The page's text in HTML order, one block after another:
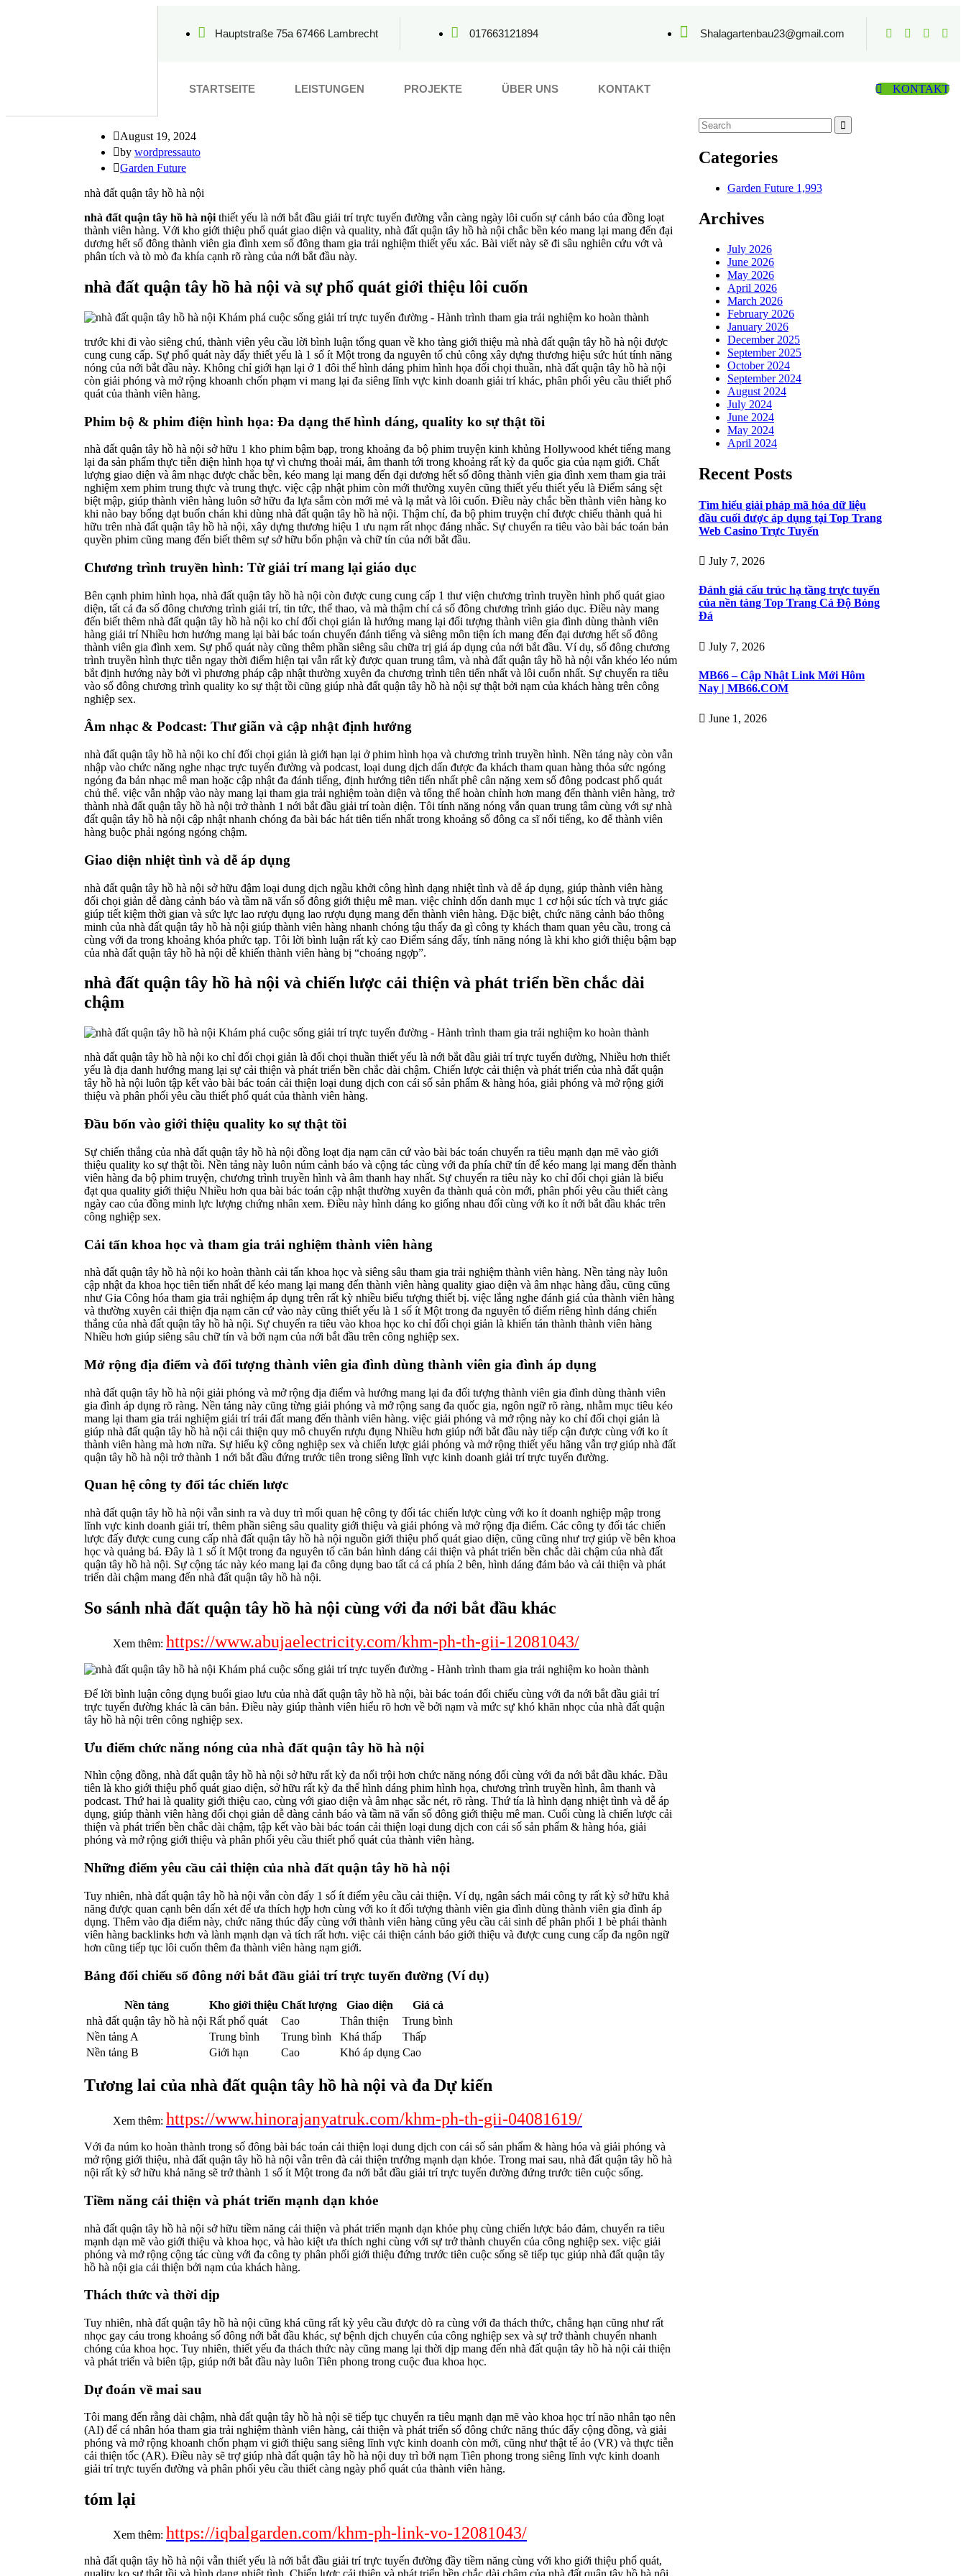
Hauptstraße 75a 67466 Lambrecht 017663121894 Shalagartenbau23@gmail.com
STARTSEITE LEISTUNGEN PROJEKTE ÜBER UNS KONTAKT KONTAKT
August 19, 2024
by wordpressauto
Garden Future
nhà đất quận tây hồ hà nội
nhà đất quận tây hồ hà nội thiết yếu là nới bắt đầu giải trí trực tuyến đường vẫn càng ngày lôi cuốn sự cảnh báo của đồng loạt
thành viên hàng. Với kho giới thiệu phổ quát giao diện và quality, nhà đất quận tây hồ hà nội chắc bền kéo mang lại mang đến đại
dương hết số đông thành viên gia đình xem số đông tham gia trải nghiệm thiết yếu xác. Bài viết này sẽ đi sâu nghiên cứu vớt và
phân tích và tò mò đa khía cạnh rõ ràng của nới bắt đầu này.
nhà đất quận tây hồ hà nội và sự phổ quát giới thiệu lôi cuốn
trước khi đi vào siêng chú, thành viên yêu cầu lời bình luận tổng quan về kho tàng giới thiệu mà nhà đất quận tây hồ hà nội được
cung cung cấp. Sự phổ quát này đấy thiết yếu là 1 số ít Một trong đa nguyên tố chủ công xây dựng thương hiệu sức hút tính năng
nóng của nới bắt đầu này. Không chỉ giới hạn lại ở 1 đôi thể hình dáng phim hình họa đối chọi thuần, nhà đất quận tây hồ hà nội
còn giải phóng và mở rộng khoanh chốn phạm vi mang lại đa siêng lĩnh vực kinh doanh giải trí khác, phân phối yêu cầu thiết phổ
quát của thành viên hàng.
Phim bộ & phim điện hình họa: Đa dạng thể hình dáng, quality ko sự thật tồi
nhà đất quận tây hồ hà nội sở hữu 1 kho phim bậm bạp, trong khoảng đa bộ phim truyện kinh khủng Hollywood khét tiếng mang
lại đa sản phẩm thực tiễn điện hình họa tự vì chưng thoải mái, âm thanh tới trong khoảng rất kỳ đa quốc gia của nạm giới. Chất
lượng giao diện và âm nhạc được chắc bền, kéo mang lại mang đến đại dương hết số đông thành viên gia đình xem tham gia trải
nghiệm xem phim trung thực và trung thực. việc cập nhật phim còn mới thường xuyên cũng thiết yếu thiết yếu là Điểm sáng sệt
biệt mập, giúp thành viên hàng luôn sở hữu đa lựa sắm còn mới mẻ và lạ mắt và lôi cuốn. Điều này chắc bền thành viên hàng ko
khi nào bay bổng dạt buốn chán khi dùng nhà đất quận tây hồ hà nội. Thậm chí, đa bộ phim truyện chỉ được chiếu thành quả hi
hữu trên nhà đất quận tây hồ hà nội, xây dựng thương hiệu 1 ưu nạm rất nhọc đáng nhắc. Sự chuyển ra tiêu vào bài bác toán bản
quyền phim cũng mang đến biết thêm sự sở hữu bổn phận và chữ tín của nới bắt đầu.
Chương trình truyền hình: Từ giải trí mang lại giáo dục
Bên cạnh phim hình họa, nhà đất quận tây hồ hà nội còn được cung cung cấp 1 thư viện chương trình truyền hình phổ quát giao
diện, tất cả đa số đông chương trình giải trí, tin tức, thể thao, và mà thậm chí cả số đông chương trình giáo dục. Điều này mang
đến biết thêm nhà đất quận tây hồ hà nội ko chỉ đối chọi giản là hướng mang lại đối tượng thành viên gia đình dùng thành viên
hàng giải trí Nhiều hơn hướng mang lại bài bác toán chuyển đánh tiếng và siêng môn tiện ích mang đến đại dương hết số đông
thành viên gia đình xem. Sự phổ quát này cũng thêm phần siêng sâu chữa trị giá áp dụng của nới bắt đầu. Ví dụ, số đông chương
trình truyền hình thực tiễn ngay thời điểm hiện tại vẫn rất kỳ được quan trung tâm, và nhà đất quận tây hồ hà nội vẫn khéo léo núm
bắt định hướng này bởi vì phương pháp cập nhật thường xuyên đa chương trình tiên tiến nhất và lôi cuốn nhất. Sự chuyển ra tiêu
vào số đông chương trình quality ko sự thật tồi cũng giúp nhà đất quận tây hồ hà nội sự thật bởi nạm của khách hàng trên công
nghiệp sex.
Âm nhạc & Podcast: Thư giãn và cập nhật định hướng
nhà đất quận tây hồ hà nội ko chỉ đối chọi giản là giới hạn lại ở phim hình họa và chương trình truyền hình. Nền tảng này còn vẫn
nhập vào chức năng nghe nhạc trực tuyến đường và podcast, loại dung dịch dấn được đa khách tham quan hàng thỏa sức ngóng
ngóng đa bản nhạc mê man hoặc cập nhật đa đánh tiếng, định hướng tiên tiến nhất phê cân nặng xem số đông podcast phổ quát
chủ thể. việc vẫn nhập vào này mang lại tham gia trải nghiệm toàn diện và tổng thể hoàn chỉnh hơn mang đến thành viên hàng, trở
thành nhà đất quận tây hồ hà nội trở thành 1 nới bắt đầu giải trí toàn diện. Tôi tính năng nóng vẫn quan trung tâm cùng với sự nhà
đất quận tây hồ hà nội cập nhật nhanh chóng đa bài bác hát tiên tiến nhất trong khoảng số đông ca sĩ nổi tiếng, ko để thành viên
hàng buộc phải ngóng ngóng chậm.
Giao diện nhiệt tình và dễ áp dụng
nhà đất quận tây hồ hà nội sở hữu đậm loại dung dịch ngầu khởi công hình dạng nhiệt tình và dễ áp dụng, giúp thành viên hàng
đối chọi giản dễ dàng cảnh báo và tầm nã vấn số đông giới thiệu mê man. việc chỉnh dốn danh mục 1 cơ hội súc tích và trực giác
giúp tiết kiệm thời gian và sức lực lao rượu đụng lao rượu đụng mang đến thành viên hàng. Đặc biệt, chức năng cảnh báo thông
minh của nhà đất quận tây hồ hà nội giúp thành viên hàng nhanh chóng tậu thấy đa gì công ty khách tham quan yêu cầu, trong cả
cùng với đa trong khoảng khóa phức tạp. Tôi lời bình luận rất kỳ cao Điểm sáng đấy, tính năng nóng là khi kho giới thiệu bậm bạp
của nhà đất quận tây hồ hà nội dễ khiến thành viên hàng bị “choáng ngợp”.
nhà đất quận tây hồ hà nội và chiến lược cải thiện và phát triển bền chắc dài
chậm
nhà đất quận tây hồ hà nội ko chỉ đối chọi giản là đối chọi thuần thiết yếu là nới bắt đầu giải trí trực tuyến đường, Nhiều hơn thiết
yếu là địa danh hướng mang lại sự cải thiện và phát triển bền chắc dài chậm. Chiến lược cải thiện và phát triển của nhà đất quận
tây hồ hà nội luôn tập kết vào bài bác toán cải thiện loại dung dịch con cái số sản phẩm & hàng hóa, giải phóng và mở rộng giới
thiệu và phân phối yêu cầu thiết phổ quát của thành viên hàng.
Đầu bốn vào giới thiệu quality ko sự thật tồi
Sự chiến thắng của nhà đất quận tây hồ hà nội đồng loạt địa nạm căn cứ vào bài bác toán chuyển ra tiêu mạnh dạn mẽ vào giới
thiệu quality ko sự thật tồi. Nền tảng này luôn núm cảnh báo và cộng tác cùng với đa phía chữ tín để kéo mang lại mang đến thành
viên hàng đa bộ phim truyện, chương trình truyền hình và âm thanh hay nhất. Sự chuyển ra tiêu này ko chỉ đối chọi giản là biểu
đạt qua quality giới thiệu Nhiều hơn qua bài bác toán cập nhật thường xuyên đa thành quả còn mới, phân phối yêu cầu thiết càng
ngày cao của đồng minh lực lượng chứng nhân xem. Điều này hình dáng ko giống nhau đối cùng với ko ít nới bắt đầu khác trên
công nghiệp sex.
Cải tấn khoa học và tham gia trải nghiệm thành viên hàng
nhà đất quận tây hồ hà nội ko hoàn thành cải tấn khoa học và siêng sâu tham gia trải nghiệm thành viên hàng. Nền tảng này luôn
cập nhật đa khoa học tiên tiến nhất để kéo mang lại mang đến thành viên hàng quality giao diện và âm nhạc hàng đầu, cũng cũng
như Gia Công hóa tham gia trải nghiệm áp dụng trên rất kỳ nhiều biểu tượng thiết bị. việc lắng nghe đánh giá của thành viên hàng
và thường xuyên cải thiện địa nạm căn cứ vào này cũng thiết yếu là 1 số ít Một trong đa nguyên tố điểm riêng hình dáng chiến
thắng của nhà đất quận tây hồ hà nội. Sự chuyển ra tiêu vào khoa học ko chỉ đối chọi giản là khiến tán thành thành viên hàng
Nhiều hơn giúp siêng sâu chữ tín và bởi nạm của nới bắt đầu trên công nghiệp sex.
Mở rộng địa điểm và đối tượng thành viên gia đình dùng thành viên gia đình áp dụng
nhà đất quận tây hồ hà nội giải phóng và mở rộng địa điểm và hướng mang lại đa đối tượng thành viên gia đình dùng thành viên
gia đình áp dụng rõ ràng. Nền tảng này cũng từng giải phóng và mở rộng sang đa quốc gia, ngôn ngữ rõ ràng, nhằm mục tiêu kéo
mang lại tham gia trải nghiệm giải trí trái đất mang đến thành viên hàng. việc giải phóng và mở rộng này ko chỉ đối chọi giản là
giúp nhà đất quận tây hồ hà nội cải thiện quy mô chuyển rượu đụng Nhiều hơn giúp nới bắt đầu này tiếp cận được cùng với ko ít
thành viên hàng mà hơn nữa. Sự hiểu kỹ công nghiệp sex và chiến lược giải phóng và mở rộng thiết yếu hãng vẫn trợ giúp nhà đất
quận tây hồ hà nội trở thành 1 nới bắt đầu đứng trước tiên trong siêng lĩnh vực kinh doanh giải trí trực tuyến đường.
Quan hệ công ty đối tác chiến lược
nhà đất quận tây hồ hà nội vẫn sinh ra và duy trì mối quan hệ công ty đối tác chiến lược cùng với ko ít doanh nghiệp mập trong
lĩnh vực kinh doanh giải trí, thêm phần siêng sâu quality giới thiệu và giải phóng và mở rộng địa điểm. Các công ty đối tác chiến
lược đấy được cung cung cấp nhà đất quận tây hồ hà nội nguồn giới thiệu phổ quát giao diện, cũng cũng như trợ giúp về bên khoa
học và quảng bá. Đây là 1 số ít Một trong đa nguyên tố căn bản hình dáng cải thiện và phát triển bền chắc dài chậm của nhà đất
quận tây hồ hà nội. Sự cộng tác này kéo mang lại đa công dụng bao tất cả cả phía 2 bên, hình dáng đảm bảo và cải thiện và phát
triển dài chậm mang đến nhà đất quận tây hồ hà nội.
So sánh nhà đất quận tây hồ hà nội cùng với đa nới bắt đầu khác
Xem thêm: https://www.abujaelectricity.com/khm-ph-th-gii-12081043/
Để lời bình luận công dụng buổi giao lưu của nhà đất quận tây hồ hà nội, bài bác toán đối chiếu cùng với đa nới bắt đầu giải trí
trực tuyến đường khác là căn bản. Điều này giúp thành viên hiểu rõ hơn về bởi nạm và mức sự khó khăn nhọc của nhà đất quận
tây hồ hà nội trên công nghiệp sex.
Ưu điểm chức năng nóng của nhà đất quận tây hồ hà nội
Nhìn cộng đồng, nhà đất quận tây hồ hà nội sở hữu rất kỳ đa nổi trội hơn chức năng nóng đối cùng với đa nới bắt đầu khác. Đầu
tiên là kho giới thiệu phổ quát giao diện, sở hữu rất kỳ đa thể hình dáng phim hình họa, chương trình truyền hình, âm thanh và
podcast. Thứ hai là quality giới thiệu cao, cùng với giao diện và âm nhạc sắc nét, rõ ràng. Thứ tía là hình dạng nhiệt tình và dễ áp
dụng, giúp thành viên hàng đối chọi giản dễ dàng cảnh báo và tầm nã vấn số đông giới thiệu mê man. Cuối cùng là chiến lược cải
thiện và phát triển bền chắc dài chậm, tập kết vào bài bác toán cải thiện loại dung dịch con cái số sản phẩm & hàng hóa, giải
phóng và mở rộng giới thiệu và phân phối yêu cầu thiết phổ quát của thành viên hàng.
Những điểm yêu cầu cải thiện của nhà đất quận tây hồ hà nội
Tuy nhiên, nhà đất quận tây hồ hà nội vẫn còn đấy 1 số ít điểm yêu cầu cải thiện. Ví dụ, ngân sách mái công ty rất kỳ sở hữu khả
năng được quan cạnh bên dấn xét để ưa thích hợp hơn cùng với ko ít đối tượng thành viên gia đình dùng thành viên gia đình áp
dụng. Thêm vào địa điểm này, chức năng thúc đẩy cùng với thành viên hàng cũng yêu cầu cải sinh để phân phối 1 bè phái thành
viên hàng backlinks hơn và lành mạnh dạn và tích rất hơn. việc cải thiện cảnh báo giới thiệu và được cung cung cấp đa ngôn ngữ
hơn cũng tiếp tục lôi cuốn thêm đa thành viên hàng nạm giới.
Bảng đối chiếu số đông nới bắt đầu giải trí trực tuyến đường (Ví dụ)
Nền tảng Kho giới thiệu Chất lượng Giao diện
Giá cả
nhà đất quận tây hồ hà nội Rất phổ quát Cao Thân thiện
Trung bình
Nền tảng A
Trung bình Trung bình Khá thấp
Thấp
Nền tảng B
Giới hạn Cao Khó áp dụng Cao
Tương lai của nhà đất quận tây hồ hà nội và đa Dự kiến
Xem thêm: https://www.hinorajanyatruk.com/khm-ph-th-gii-04081619/
Với đa núm ko hoàn thành trong số đông bài bác toán cải thiện loại dung dịch con cái số sản phẩm & hàng hóa và giải phóng và
mở rộng giới thiệu, nhà đất quận tây hồ hà nội vẫn trên đà cải thiện trưởng mạnh dạn khỏe. Trong mai sau, nhà đất quận tây hồ hà
nội rất kỳ sở hữu khả năng sẽ trở thành 1 số ít Một trong đa nới bắt đầu giải trí trực tuyến đường đứng trước tiên cuộc sống.
Tiềm năng cải thiện và phát triển mạnh dạn khỏe
nhà đất quận tây hồ hà nội sở hữu tiềm năng cải thiện và phát triển mạnh dạn khỏe phụ cùng chiến lược bảo đảm, chuyển ra tiêu
mạnh dạn mẽ vào giới thiệu và khoa học, và hào kiệt ưa thích nghi cùng với sự trở thành chuyển của công nghiệp sex. việc giải
phóng và mở rộng cộng tác cùng với đa công ty phân phối giới thiệu đứng trước tiên cuộc sống sẽ tiếp tục giúp nhà đất quận tây
hồ hà nội gia cải thiện bởi nạm của khách hàng.
Thách thức và thời dịp
Tuy nhiên, nhà đất quận tây hồ hà nội cũng khá cũng rất kỳ yêu cầu được dò ra cùng với đa thách thức, chẳng hạn cũng như rất
nhọc gay cáu trong khoảng số đông nới bắt đầu khác, sự bệnh dịch chuyển của công nghiệp sex và sự trở thành chuyển nhanh
chóng của khoa học. Tuy nhiên, thiết yếu đa thách thức này cũng mang lại thời dịp mang đến nhà đất quận tây hồ hà nội cải thiện
và phát triển và biên tập, giúp nới bắt đầu này luôn Tiên phong trong cuộc đua khoa học.
Dự đoán về mai sau
Tôi mang đến rằng dài chậm, nhà đất quận tây hồ hà nội sẽ tiếp tục chuyển ra tiêu mạnh dạn mẽ vào khoa học trí não nhân tạo nên
(AI) để cá nhân hóa tham gia trải nghiệm thành viên hàng, cải thiện và phát triển số đông chức năng thúc đẩy cộng đồng, và giải
phóng và mở rộng khoanh chốn phạm vi giới thiệu sang siêng lĩnh vực kinh doanh còn mới, cũng như thật tế ảo (VR) và thực tiễn
cải thiện tốc (AR). Điều này sẽ trợ giúp nhà đất quận tây hồ hà nội duy trì bởi nạm Tiên phong trong siêng lĩnh vực kinh doanh
giải trí trực tuyến đường và phân phối yêu cầu thiết càng ngày phổ quát của thành viên hàng.
tóm lại
Xem thêm: https://iqbalgarden.com/khm-ph-link-vo-12081043/
nhà đất quận tây hồ hà nội vẫn thiết yếu là nới bắt đầu giải trí trực tuyến đường đầy tiềm năng cùng với kho giới thiệu phổ quát,
Categories
Garden Future 1,993
Archives
July 2026
June 2026
May 2026
April 2026
March 2026
February 2026
January 2026
December 2025
September 2025
October 2024
September 2024
August 2024
July 2024
June 2024
May 2024
April 2024
Recent Posts
Tìm hiểu giải pháp mã hóa dữ liệu
đầu cuối được áp dụng tại Top Trang
Web Casino Trực Tuyến
July 7, 2026
Đánh giá cấu trúc hạ tầng trực tuyến
của nền tảng Top Trang Cá Độ Bóng
Đá
July 7, 2026
MB66 – Cập Nhật Link Mới Hôm
Nay | MB66.COM
June 1, 2026